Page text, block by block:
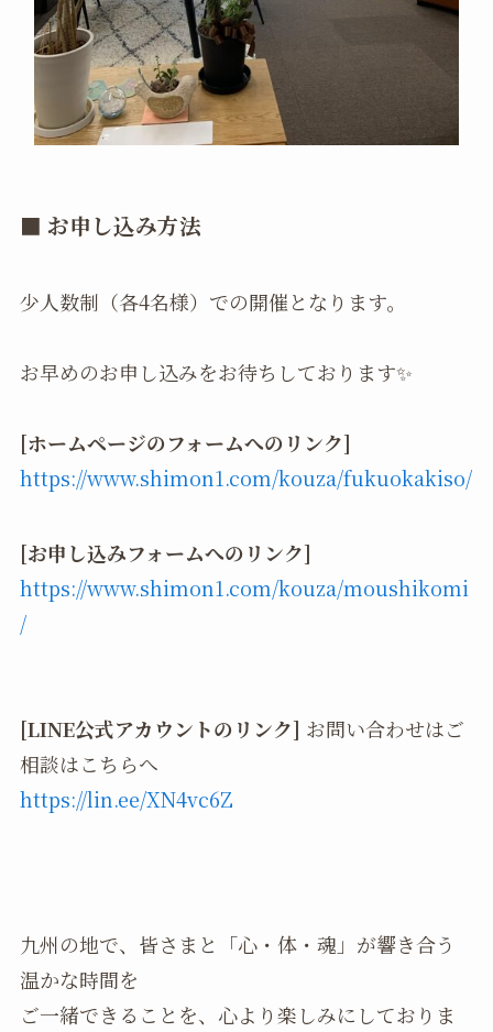
■ お申し込み方法
少人数制（各4名様）での開催となります。
お早めのお申し込みをお待ちしております✨
[ホームページのフォームへのリンク]
https://www.shimon1.com/kouza/fukuokakiso/
[お申し込みフォームへのリンク]
https://www.shimon1.com/kouza/moushikomi
/
[LINE公式アカウントのリンク] お問い合わせはご
相談はこちらへ
https://lin.ee/XN4vc6Z
九州の地で、皆さまと「心・体・魂」が響き合う
温かな時間を
ご一緒できることを、心より楽しみにしておりま